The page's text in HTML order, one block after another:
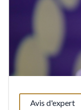
Avis d'expert